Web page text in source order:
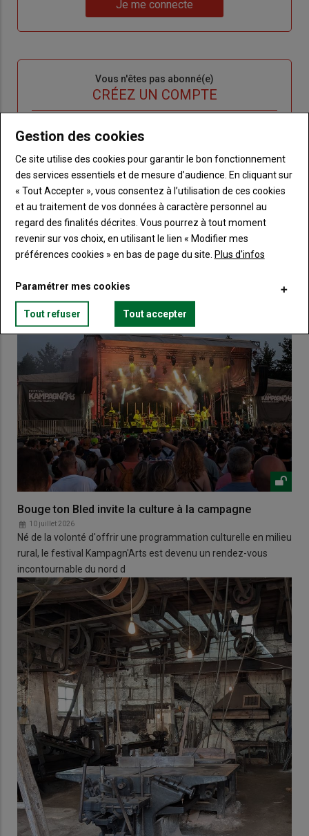
de
me
Je me connecte
Vous n'êtes pas abonné(e)
CRÉEZ UN COMPTE
BodyChoisissez votre formule et créez votre
Touraine.
Lien Créez un compte
VOUS AIMEREZ AUSSI
Bouge ton Bled invite la culture à la campagne
10 juillet 2026
Né de la volonté d'offrir une programmation culturelle en milieu
rural, le festival Kampagn'Arts est devenu un rendez-vous
incontournable du nord d
Gestion des cookies
Ce site utilise des cookies pour garantir le bon fonctionnement
des services essentiels et de mesure d’audience. En cliquant sur
« Tout Accepter », vous consentez à l’utilisation de ces cookies
et au traitement de vos données à caractère personnel au
regard des finalités décrites. Vous pourrez à tout moment
revenir sur vos choix, en utilisant le lien « Modifier mes
préférences cookies » en bas de page du site. Plus d'infos
Paramétrer mes cookies
Tout refuser Tout accepter